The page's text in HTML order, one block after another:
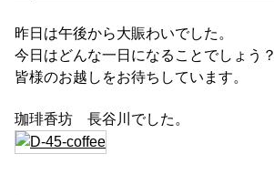
昨日は午後から大賑わいでした。
今日はどんな一日になることでしょう？
皆様のお越しをお待ちしています。
珈琲香坊 長谷川でした。